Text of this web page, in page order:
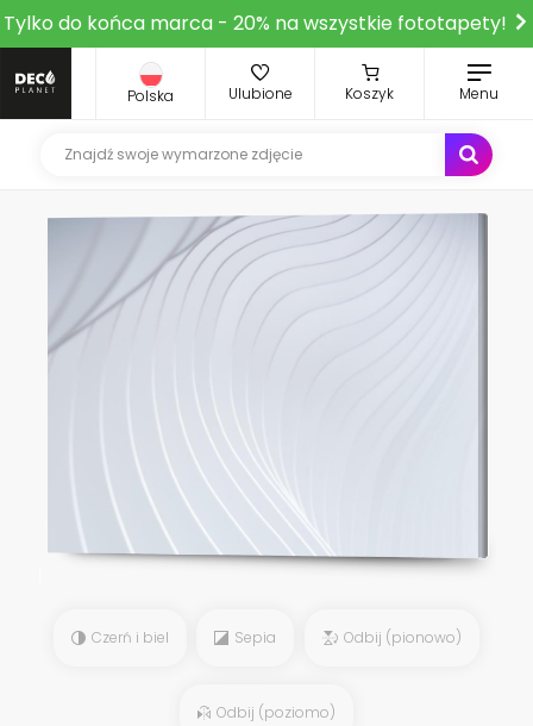
Tylko do końca marca - 20% na wszystkie fototapety!
Polska Ulubione Koszyk Menu
Czerń i biel Sepia Odbij (pionowo)
Odbij (poziomo)